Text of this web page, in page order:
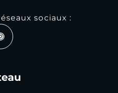
sociaux :